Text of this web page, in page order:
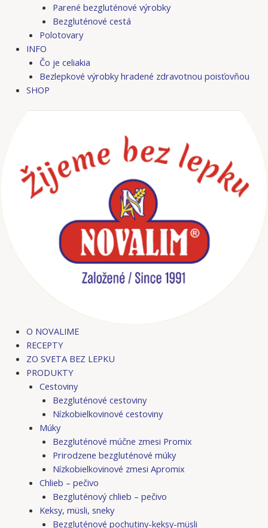
Parené bezgluténové výrobky
Bezgluténové cestá
Polotovary
INFO
Čo je celiakia
Bezlepkové výrobky hradené zdravotnou poisťovňou
SHOP
O NOVALIME
RECEPTY
ZO SVETA BEZ LEPKU
PRODUKTY
Cestoviny
Bezgluténové cestoviny
Nízkobielkovinové cestoviny
Múky
Bezgluténové múčne zmesi Promix
Prirodzene bezgluténové múky
Nízkobielkovinové zmesi Apromix
Chlieb – pečivo
Bezgluténový chlieb – pečivo
Keksy, müsli, sneky
Bezgluténové pochutiny-keksy-müsli